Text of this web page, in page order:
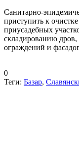
Санитарно-
приступить к
приусадебных
складированию
ограждений и
0
Теги: Базар,